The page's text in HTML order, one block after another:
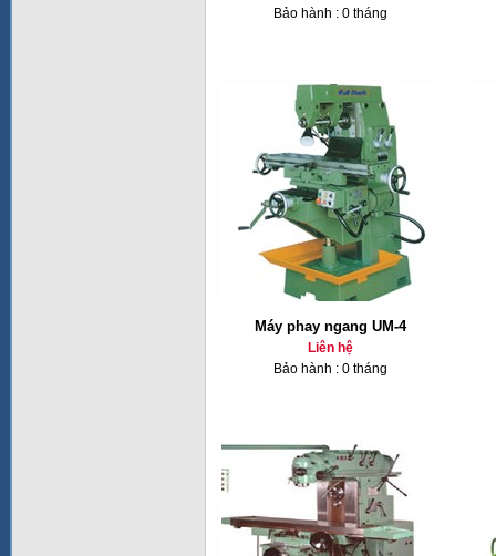
Bảo hành : 0 tháng
Máy phay ngang UM-4
Liên hệ
Bảo hành : 0 tháng